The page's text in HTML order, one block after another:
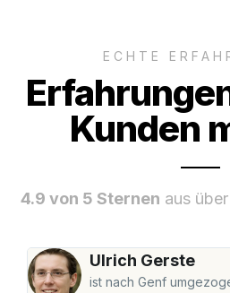
ECHTE
Kunden
4.9 von 5 Sternen aus
Ulrich Gerste
ist nach Genf